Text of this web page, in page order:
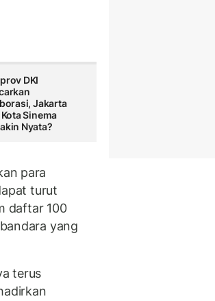
DKI
Jakarta
Sinema
Nyata?
para
turut
daftar 100
yang
terus